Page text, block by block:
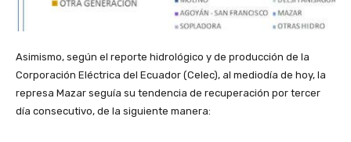
Asimismo, según el reporte hidrológico y de producción de la
Corporación Eléctrica del Ecuador (Celec), al mediodía de hoy, la
represa Mazar seguía su tendencia de recuperación por tercer
día consecutivo, de la siguiente manera: